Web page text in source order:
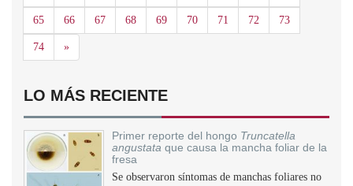
65 66 67 68 69 70 71 72 73
74 »Siguiente
LO MÁS RECIENTE
Primer reporte del hongo Truncatella
angustata que causa la mancha foliar de la
fresa
Se observaron síntomas de manchas foliares no